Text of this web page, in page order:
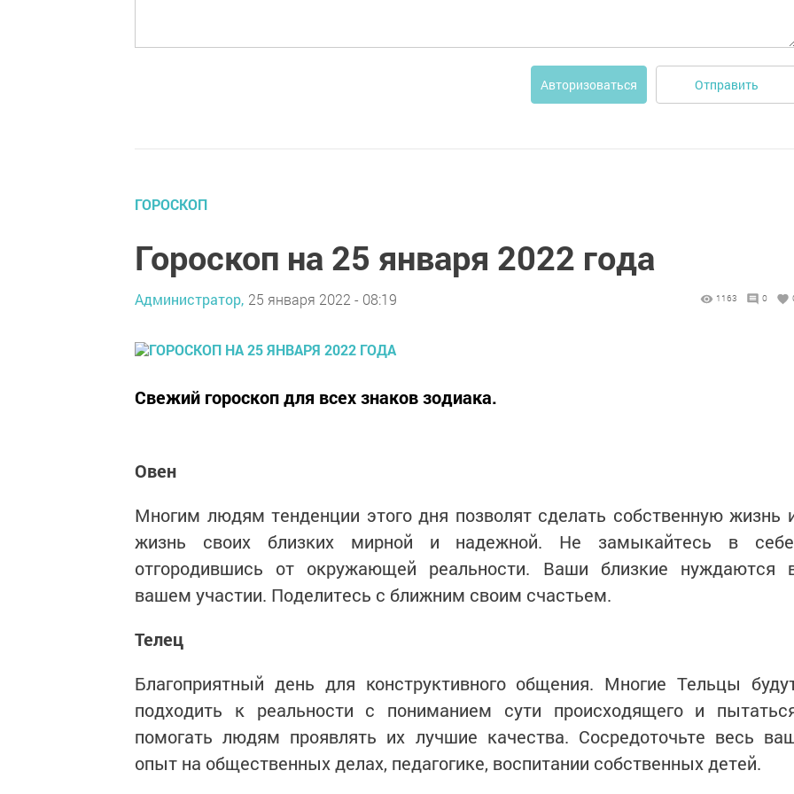
Авторизоваться Отправить
ГОРОСКОП
Гороскоп на 25 января 2022 года
Администратор, 25 января 2022 - 08:19 1163 0
Свежий гороскоп для всех знаков зодиака.
Овен
Многим людям тенденции этого дня позволят сделать собственную жизнь
жизнь своих близких мирной и надежной. Не замыкайтесь в
отгородившись от окружающей реальности. Ваши близкие нуждаются
вашем участии. Поделитесь с ближним своим счастьем.
Телец
Благоприятный день для конструктивного общения. Многие Тельцы
подходить к реальности с пониманием сути происходящего и
помогать людям проявлять их лучшие качества. Сосредоточьте весь
опыт на общественных делах, педагогике, воспитании собственных детей.